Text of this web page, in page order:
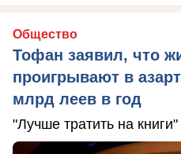
Общество
Тофан заявил, что
проигрывают в
млрд леев в год
"Лучше тратить на книги"